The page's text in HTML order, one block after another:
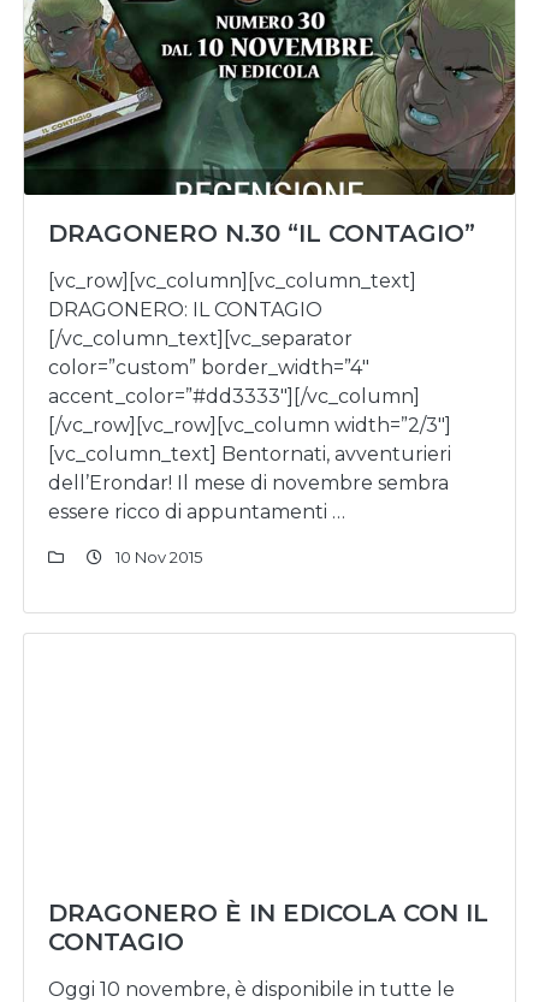
DRAGONERO N.30 “IL CONTAGIO”
[vc_row][vc_column][vc_column_text]
DRAGONERO: IL CONTAGIO
[/vc_column_text][vc_separator
color=”custom” border_width=”4″
accent_color=”#dd3333″][/vc_column]
[/vc_row][vc_row][vc_column width=”2/3″]
[vc_column_text] Bentornati, avventurieri
dell’Erondar! Il mese di novembre sembra
essere ricco di appuntamenti …
10 Nov 2015
DRAGONERO È IN EDICOLA CON IL
CONTAGIO
Oggi 10 novembre, è disponibile in tutte le